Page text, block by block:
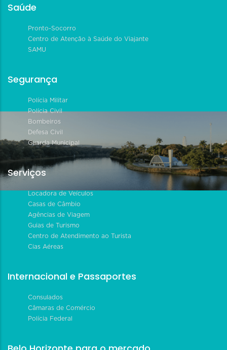
Saúde
Pronto-Socorro
Centro de Atenção à Saúde do Viajante
SAMU
Segurança
Polícia Militar
Polícia Civil
Bombeiros
Defesa Civil
Guarda Municipal
Serviços
Locadora de Veículos
Casas de Câmbio
Agências de Viagem
Guias de Turismo
Centro de Atendimento ao Turista
Cias Aéreas
Internacional e Passaportes
Consulados
Câmaras de Comércio
Polícia Federal